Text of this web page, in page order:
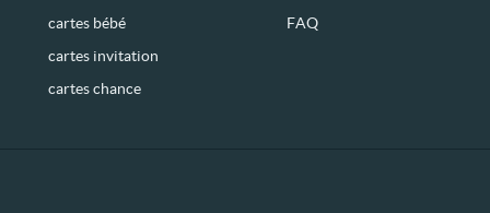
cartes bébé
cartes invitation
cartes chance
FAQ